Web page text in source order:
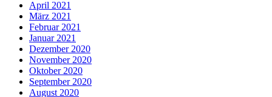
April 2021
März 2021
Februar 2021
Januar 2021
Dezember 2020
November 2020
Oktober 2020
September 2020
August 2020